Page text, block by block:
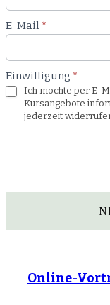
E-Mail *
Einwilligung *
Ich möchte per E-
Kursangebote
jederzeit
Online-